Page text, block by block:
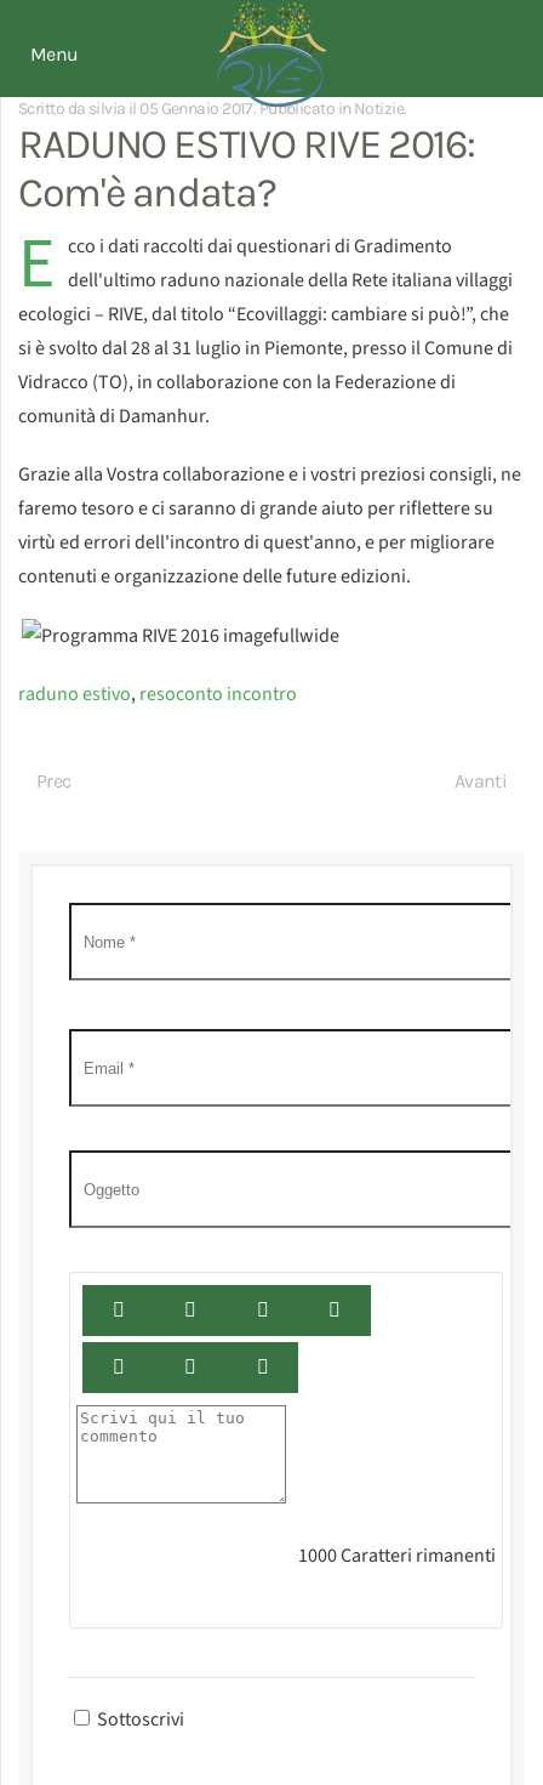
Menu
Scritto da silvia il 05 Gennaio 2017. Pubblicato in Notizie.
RADUNO ESTIVO RIVE 2016:
Com'è andata?
E cco i dati raccolti dai questionari di Gradimento
dell'ultimo raduno nazionale della Rete italiana villaggi
ecologici – RIVE, dal titolo “Ecovillaggi: cambiare si può!”, che
si è svolto dal 28 al 31 luglio in Piemonte, presso il Comune di
Vidracco (TO), in collaborazione con la Federazione di
comunità di Damanhur.
Grazie alla Vostra collaborazione e i vostri preziosi consigli, ne
faremo tesoro e ci saranno di grande aiuto per riflettere su
virtù ed errori dell'incontro di quest'anno, e per migliorare
contenuti e organizzazione delle future edizioni.
raduno estivo,resoconto incontro
Prec Avanti
1000Caratteri rimanenti
Sottoscrivi